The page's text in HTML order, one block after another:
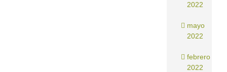
2022
mayo
2022
febrero
2022